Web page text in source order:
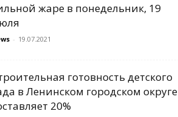
жаре в понедельник, 19
- 19.07.2021
готовность детского
в Ленинском городском округе
20%